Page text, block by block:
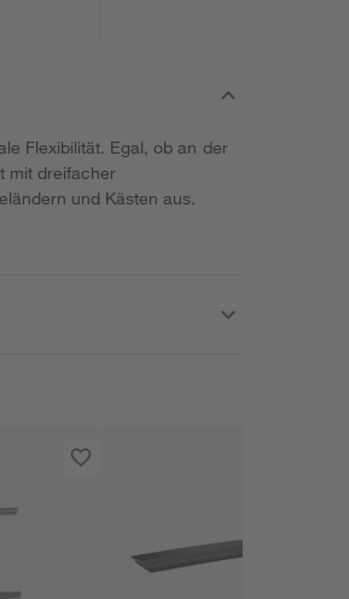
Flexibilität. Egal, ob an der
mit dreifacher
und Kästen aus.